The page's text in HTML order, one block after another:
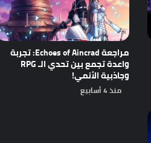
مراجعة Echoes of Aincrad: تجربة
واعدة تجمع بين تحدي الـ RPG
وجاذبية الأنمي!
منذ 4 أسابيع